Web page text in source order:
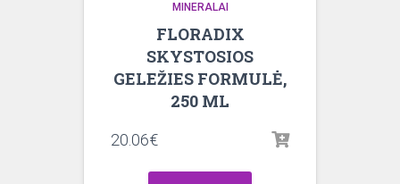
MINERALAI
FLORADIX
SKYSTOSIOS
GELEŽIES FORMULĖ,
250 ML
20.06€